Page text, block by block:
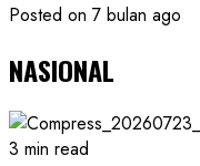
Posted on 7 bulan ago
NASIONAL
3 min read